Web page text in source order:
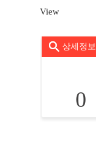
View
상세정보
0